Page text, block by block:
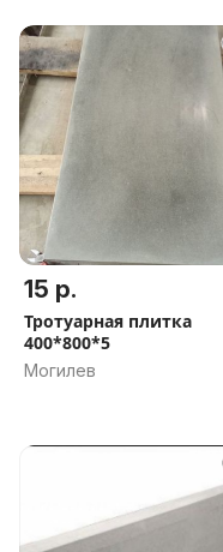
15 р.
Тротуарная плитка
400*800*5
Могилев